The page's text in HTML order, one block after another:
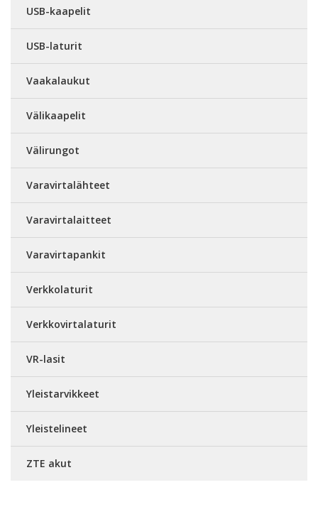
USB-kaapelit
USB-laturit
Vaakalaukut
Välikaapelit
Välirungot
Varavirtalähteet
Varavirtalaitteet
Varavirtapankit
Verkkolaturit
Verkkovirtalaturit
VR-lasit
Yleistarvikkeet
Yleistelineet
ZTE akut